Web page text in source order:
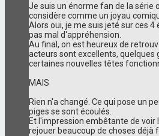
Je suis un énorme fan de la série
considère comme un joyau
Alors oui, je me suis jeté sur ces 4
pas mal d'appréhension.
Au final, on est heureux de
acteurs sont excellents, quelques
certaines nouvelles têtes
MAIS
Rien n'a changé. Ce qui pose un
piges se sont écoulés.
Et l'impression embêtante de voir
rejouer beaucoup de choses déjà